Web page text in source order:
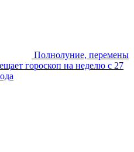
Полнолуние, перемены
гороскоп на неделю с 27